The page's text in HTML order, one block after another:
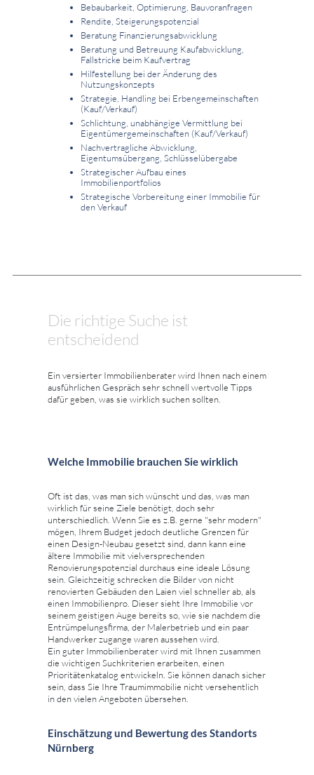
Bebaubarkeit, Optimierung, Bauvoranfragen
Rendite, Steigerungspotenzial
Beratung Finanzierungsabwicklung
Beratung und Betreuung Kaufabwicklung,
Fallstricke beim Kaufvertrag
Hilfestellung bei der Änderung des
Nutzungskonzepts
Strategie, Handling bei Erbengemeinschaften
(Kauf/Verkauf)
Schlichtung, unabhängige Vermittlung bei
Eigentümergemeinschaften (Kauf/Verkauf)
Nachvertragliche Abwicklung,
Eigentumsübergang, Schlüsselübergabe
Strategischer Aufbau eines
Immobilienportfolios
Strategische Vorbereitung einer Immobilie für
den Verkauf
Die richtige Suche ist
entscheidend
Ein versierter Immobilienberater wird Ihnen nach einem
ausführlichen Gespräch sehr schnell wertvolle Tipps
dafür geben, was sie wirklich suchen sollten.
Welche Immobilie brauchen Sie wirklich
Oft ist das, was man sich wünscht und das, was man
wirklich für seine Ziele benötigt, doch sehr
unterschiedlich. Wenn Sie es z.B. gerne "sehr modern"
mögen, Ihrem Budget jedoch deutliche Grenzen für
einen Design-Neubau gesetzt sind, dann kann eine
ältere Immobilie mit vielversprechenden
Renovierungspotenzial durchaus eine ideale Lösung
sein. Gleichzeitig schrecken die Bilder von nicht
renovierten Gebäuden den Laien viel schneller ab, als
einen Immobilienpro. Dieser sieht Ihre Immobilie vor
seinem geistigen Auge bereits so, wie sie nachdem die
Entrümpelungsfirma, der Malerbetrieb und ein paar
Handwerker zugange waren aussehen wird.
Ein guter Immobilienberater wird mit Ihnen zusammen
die wichtigen Suchkriterien erarbeiten, einen
Prioritätenkatalog entwickeln. Sie können danach sicher
sein, dass Sie Ihre Traumimmobilie nicht versehentlich
in den vielen Angeboten übersehen.
Einschätzung und Bewertung des Standorts
Nürnberg